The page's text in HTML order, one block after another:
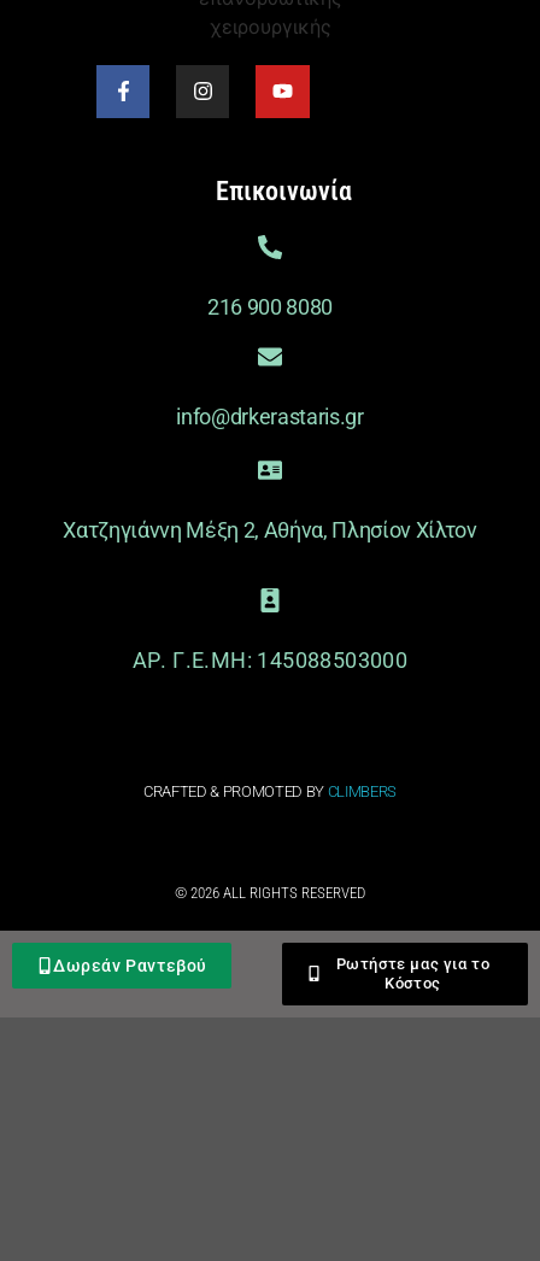
Επικοινωνία
216 900 8080
info@drkerastaris.gr
Χατζηγιάννη Μέξη 2, Αθήνα, Πλησίον Χίλτον
ΑΡ. Γ.Ε.ΜΗ: 145088503000
CRAFTED & PROMOTED BY CLIMBERS
© 2026 ALL RIGHTS RESERVED​
Δωρεάν Ραντεβού
Ρωτήστε μας για το
Κόστος